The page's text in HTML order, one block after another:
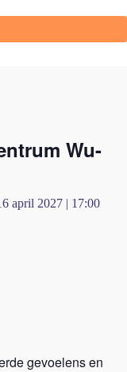
Wu-
april 2027 | 17:00
gevoelens en